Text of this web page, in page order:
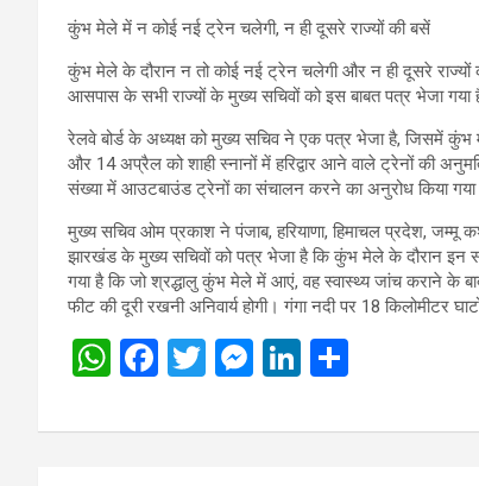
कुंभ मेले में न कोई नई ट्रेन चलेगी, न ही दूसरे राज्यों की बसें
कुंभ मेले के दौरान न तो कोई नई ट्रेन चलेगी और न ही दूसरे
आसपास के सभी राज्यों के मुख्य सचिवों को इस बाबत पत्र भेजा
रेलवे बोर्ड के अध्यक्ष को मुख्य सचिव ने एक पत्र भेजा है, जिसमें
और 14 अप्रैल को शाही स्नानों में हरिद्वार आने वाले ट्रेनों की
संख्या में आउटबाउंड ट्रेनों का संचालन करने का अनुरोध किया गया
मुख्य सचिव ओम प्रकाश ने पंजाब, हरियाणा, हिमाचल प्रदेश, जम्मू
झारखंड के मुख्य सचिवों को पत्र भेजा है कि कुंभ मेले के दौरान इन
गया है कि जो श्रद्धालु कुंभ मेले में आएं, वह स्वास्थ्य जांच कराने के
फीट की दूरी रखनी अनिवार्य होगी। गंगा नदी पर 18 किलोमीटर
W
at
F
ce
T
tt
M
se
Li
ke ar